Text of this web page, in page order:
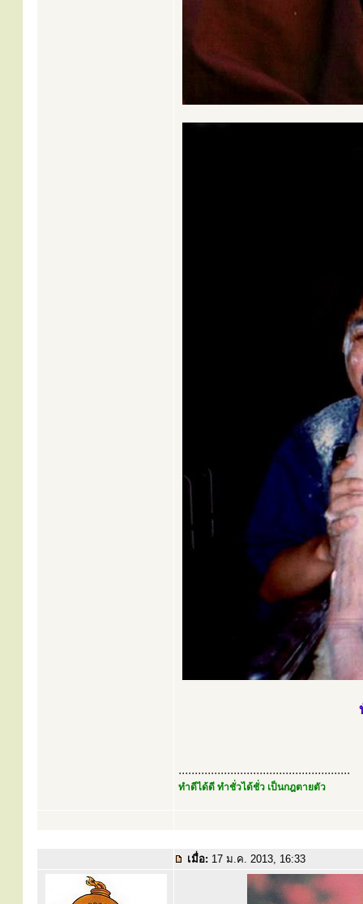
.....................................................
ทำดีได้ดี ทำชั่วได้ชั่ว เป็นกฎตายตัว
เมื่อ: 17 ม.ค. 2013, 16:33